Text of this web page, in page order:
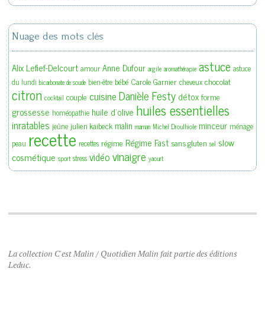
Nuage des mots clés
Alix Lefief-Delcourt amour Anne Dufour argile aromathérapie astuce astuce
du lundi bicarbonate de soude bien-être bébé Carole Garnier cheveux chocolat
citron cocktail couple cuisineDanièle Festy détoxforme
grossesse homéopathie huile d'olive huiles essentielles
inratables jeûne julien kaibeck malin maman Michel Droulhiole minceur ménage
peau recette recettes régime Régime Fast sans gluten sel slow
cosmétique sport stress vidéovinaigre yaourt
La collection C'est Malin / Quotidien Malin fait partie des éditions
Leduc.